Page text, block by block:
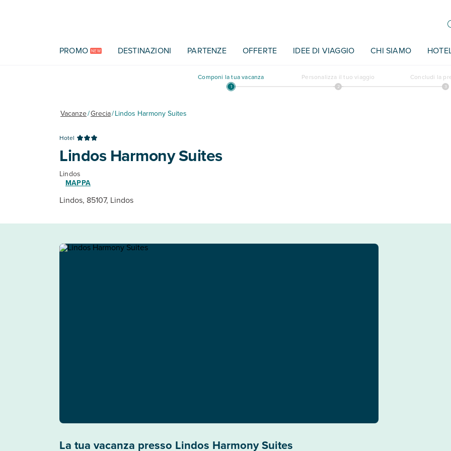
PROMO NEW DESTINAZIONI PARTENZE OFFERTE IDEE DI VIAGGIO CHI SIAMO
Componi la tua vacanza Personalizza il tuo viaggio Concludi la
Vacanze/Grecia/Lindos Harmony Suites
Hotel
Lindos Harmony Suites
Lindos
MAPPA
Lindos, 85107, Lindos
La tua vacanza presso Lindos Harmony Suites